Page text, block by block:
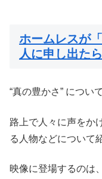
ホームレスが
人に申し出た
“真の豊かさ” につい
路上で人々に声をか
る人物などについて
映像に登場するのは